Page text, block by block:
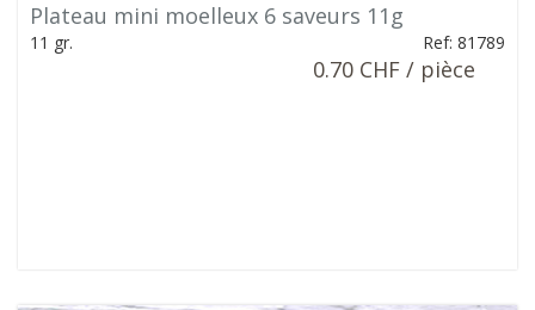
Plateau mini moelleux 6 saveurs 11g
11 gr. Ref: 81789
0.70 CHF / pièce